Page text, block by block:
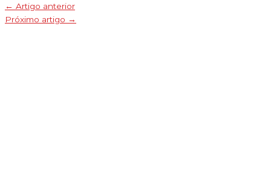
← Artigo anterior
Próximo artigo →